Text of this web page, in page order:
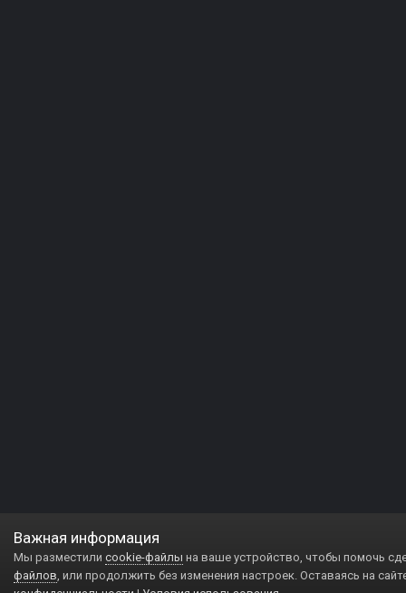
Важная информация
Мы разместили cookie-файлы на ваше устройство, чтобы помочь
файлов, или продолжить без изменения настроек. Оставаясь на